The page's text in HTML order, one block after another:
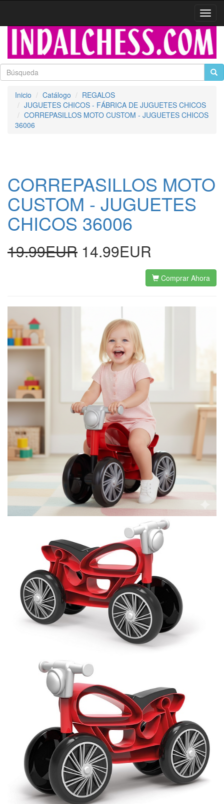
Inicio Catálogo
REGALOS
JUGUETES CHICOS - FÁBRICA DE JUGUETES CHICOS
CORREPASILLOS MOTO CUSTOM - JUGUETES CHICOS
36006
CORREPASILLOS MOTO
CUSTOM - JUGUETES
CHICOS 36006
19.99EUR 14.99EUR
Comprar Ahora